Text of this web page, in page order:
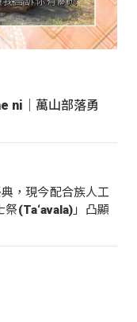
ni｜萬山部落勇
，現今配合族人工
(Ta‘avala)」凸顯